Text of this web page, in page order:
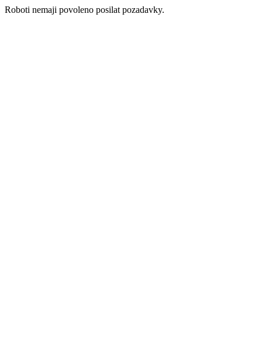
Roboti nemaji povoleno posilat pozadavky.